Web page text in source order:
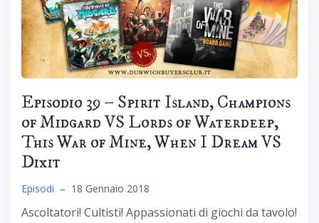
Episodio 39 – Spirit Island, Champions
of Midgard VS Lords of Waterdeep,
This War of Mine, When I Dream VS
Dixit
Episodi – 18 Gennaio 2018
Ascoltatori! Cultisti! Appassionati di giochi da tavolo!